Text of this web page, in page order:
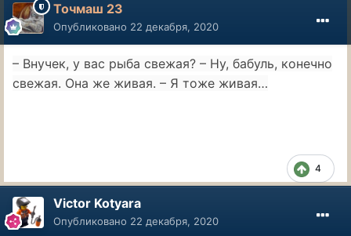
Точмаш 23
Опубликовано 22 декабря, 2020
– Внучек, у вас рыба свежая? – Ну, бабуль, конечно
свежая. Она же живая. – Я тоже живая…
4
Victor Kotyara
Опубликовано 22 декабря, 2020